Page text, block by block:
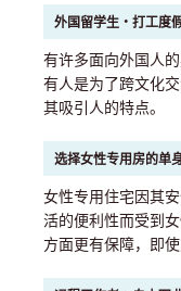
外国留学生・打工度
有许多面向外国人
有人是为了跨文化
其吸引人的特点。
选择女性专用房的单
女性专用住宅因其
活的便利性而受到
方面更有保障，即